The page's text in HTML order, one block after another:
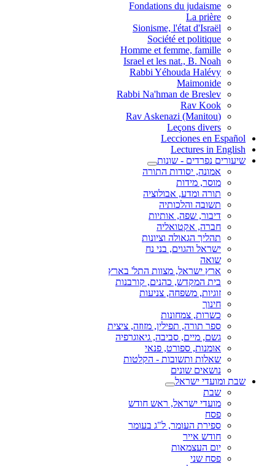
Fondations du judaisme
La prière
Sionisme, l'état d'Israël
Société et politique
Homme et femme, famille
Israel et les nat., B. Noah
Rabbi Yéhouda Halévy
Maimonide
Rabbi Na'hman de Breslev
Rav Kook
(Rav Askenazi (Manitou
Leçons divers
Lecciones en Español
Lectures in English
שיעורים נפרדים - שונות
אמונה, יסודות התורה
מוסר, מידות
תורה ומדע, אבולוציה
תשובה והלכותיה
דיבור, שפה, אותיות
חברה, אקטואליה
תהליך הגאולה וציונות
ישראל והגוים, בני נח
שואה
ארץ ישראל, מצוות התל' בארץ
בית המקדש, כהנים, קורבנות
זוגיות, משפחה, צניעות
חינוך
כשרות, צמחונות
ספר תורה, תפילין, מזוזה, ציצית
גשם, מיים, סביבה, גיאוגרפיה
אומנות, ספורט, פנאי
שאלות ותשובות - הקלטות
נושאים שונים
שבת ומועדי ישראל
שבת
מועדי ישראל, ראש חודש
פסח
ספירת העומר, ל"ג בעומר
חודש אייר
יום העצמאות
פסח שני